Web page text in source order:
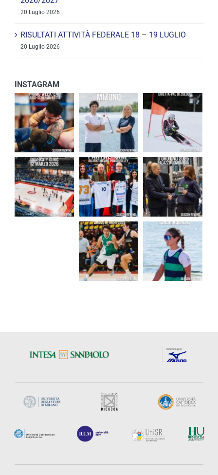
20 Luglio 2026
RISULTATI ATTIVITÀ FEDERALE 18 – 19 LUGLIO
20 Luglio 2026
INSTAGRAM